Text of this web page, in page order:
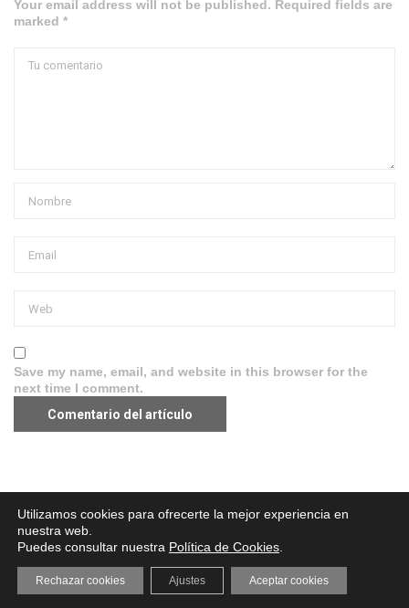
Your email address will not be published. Required fields are
marked *
Save my name, email, and website in this browser for the
next time I comment.
Aviso legal·Política de Privacidad·Política de Cookies
Utilizamos cookies para ofrecerte la mejor experiencia en
nuestra web.
Puedes consultar nuestra Política de Cookies
Aceptar cookies
Rechazar cookies Ajustes